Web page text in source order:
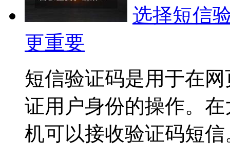
选择短信
更重要
短信验证码是用于在
证用户身份的操作。
机可以接收验证码短